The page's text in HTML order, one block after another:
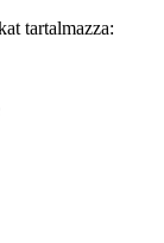
tartalmazza: